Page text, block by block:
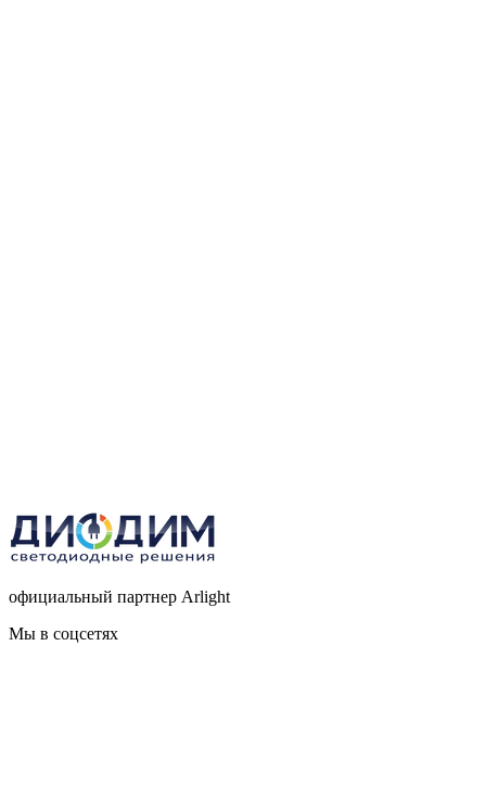
официальный партнер Arlight
Мы в соцсетях